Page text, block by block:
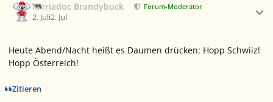
Meriadoc Brandybuck Forum-Moderator
2. Juli2. Jul
Heute Abend/Nacht heißt es Daumen drücken: Hopp Schwiiz!
Hopp Österreich!
Zitieren